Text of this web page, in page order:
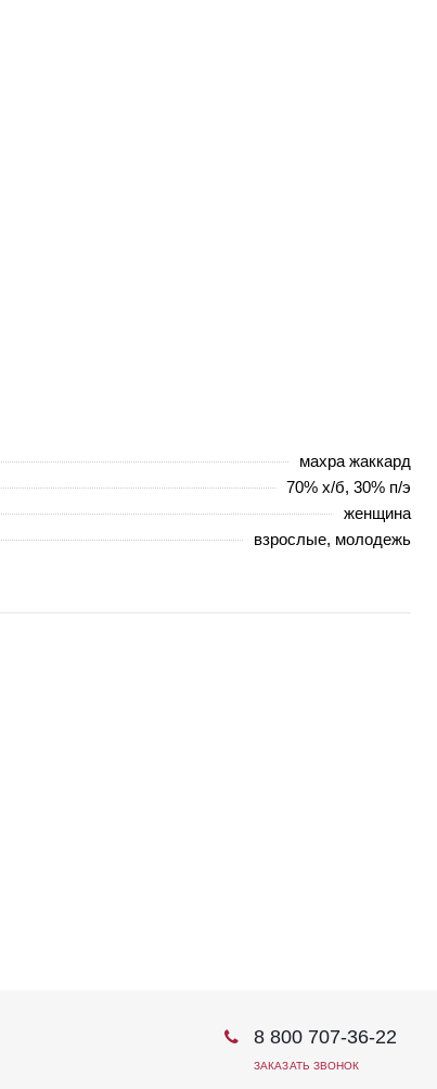
махра жаккард
70% х/б, 30% п/э
женщина
взрослые, молодежь
8 800 707-36-22
ЗАКАЗАТЬ ЗВОНОК